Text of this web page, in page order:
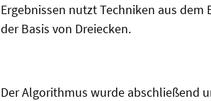
Ergebnissen nutzt Techniken aus
der Basis von Dreiecken.
Der Algorithmus wurde abschließend